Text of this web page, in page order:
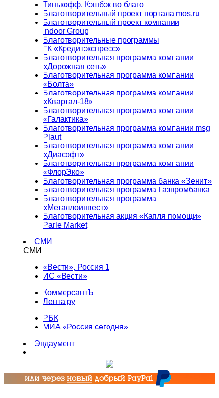
Тинькофф. Кэшбэк во благо
Благотворительный проект портала mos.ru
Благотворительный проект компании
Indoor Group
Благотворительные программы
ГК «Кредитэкспресс»
Благотворительная программа компании
«Дорожная сеть»
Благотворительная программа компании
«Болта»
Благотворительная программа компании
«Квартал-18»
Благотворительная программа компании
«Галактика»
Благотворительная программа компании msg
Plaut
Благотворительная программа компании
«Диасофт»
Благотворительная программа компании
«ФлорЭко»
Благотворительная программа банка «Зенит»
Благотворительная программа Газпромбанка
Благотворительная программа
«Металлоинвест»
Благотворительная акция «Капля помощи»
Parle Market
СМИ
СМИ
«Вести», Россия 1
ИС «Вести»
КоммерсантЪ
Лента.ру
РБК
МИА «Россия сегодня»
Эндаумент